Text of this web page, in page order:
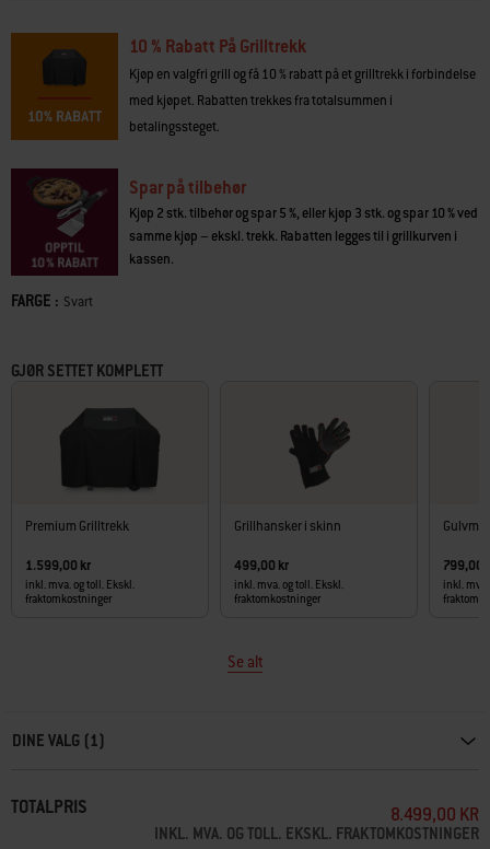
• Nøyaktig, jevn varme griller maten jevnt på tvers av grillristene
• Snap-Jet-tenning til enhåndstenning av hver enkelt brenner
• Porselensemaljerte grillrister i støpejern sørger for jevn varme
• Grillboksen i støpt aluminium med lang levetid
• Flavorizer® Bars i rustfritt stål øker grillsmaken
10 % Rabatt På Grilltrekk
Kjøp en valgfri grill og få 10 % rabatt på et grilltrekk i forbindelse
med kjøpet. Rabatten trekkes fra totalsummen i
betalingssteget.
Spar på tilbehør
Kjøp 2 stk. tilbehør og spar 5 %, eller kjøp 3 stk. og spar 10 % ved
samme kjøp – ekskl. trekk. Rabatten legges til i grillkurven i
kassen.
Color
FARGE : Svart
GJØR SETTET KOMPLETT
Premium Grilltrekk
1.599,00 kr
inkl. mva. og toll. Ekskl.
fraktomkostninger
Grillhansker i skinn
499,00 kr
inkl. mva. og toll. Ekskl.
fraktomkostninger
799,00
inkl.
Se alt
DINE VALG (1)
TOTALPRIS 8.499,00 KR
INKL. MVA. OG TOLL. EKSKL. FRAKTOMKOSTNINGER